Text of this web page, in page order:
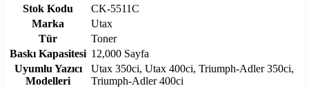
Stok Kodu
CK-5511C
Marka
Utax
Tür
Toner
Baskı Kapasitesi 12,000 Sayfa
Uyumlu Yazıcı
Modelleri
Utax 350ci, Utax 400ci, Triumph-Adler 350ci,
Triumph-Adler 400ci